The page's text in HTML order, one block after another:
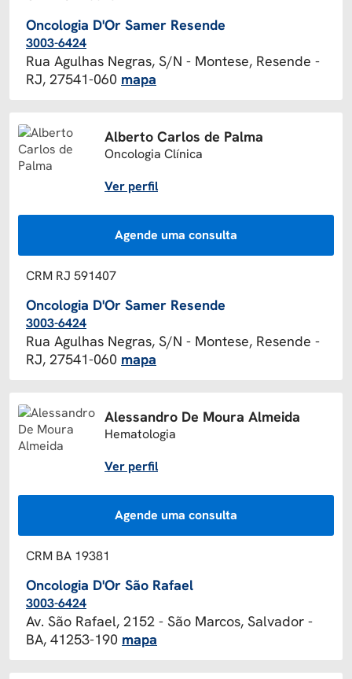
Oncologia D'Or Samer Resende
3003-6424
Rua Agulhas Negras, S/N - Montese, Resende -
RJ, 27541-060 mapa
Alberto Carlos de Palma
Oncologia Clínica
Ver perfil
Agende uma consulta
CRM RJ 591407
Oncologia D'Or Samer Resende
3003-6424
Rua Agulhas Negras, S/N - Montese, Resende -
RJ, 27541-060 mapa
Alessandro De Moura Almeida
Hematologia
Ver perfil
Agende uma consulta
CRM BA 19381
Oncologia D'Or São Rafael
3003-6424
Av. São Rafael, 2152 - São Marcos, Salvador -
BA, 41253-190 mapa